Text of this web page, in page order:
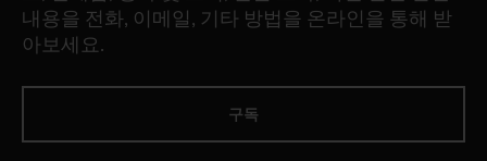
내용을 전화, 이메일, 기타 방법을 온라인을 통해 받
아보세요.
구독